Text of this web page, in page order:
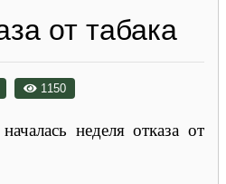
от табака
1150
неделя отказа от